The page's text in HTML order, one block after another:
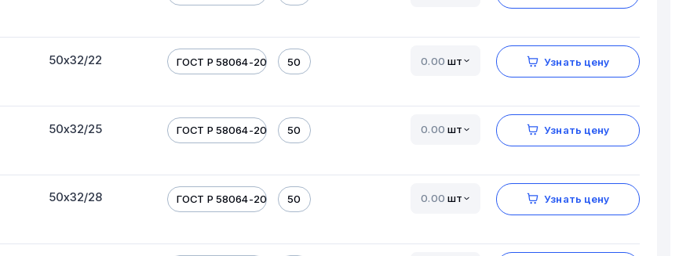
50х32/22 ГОСТ Р 58064-2018 50 шт Узнать цену
50х32/25 ГОСТ Р 58064-2018 50 шт Узнать цену
50х32/28 ГОСТ Р 58064-2018 50 шт Узнать цену